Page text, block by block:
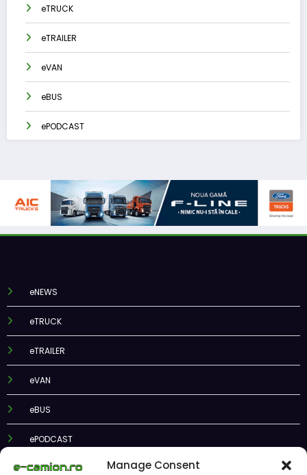
Manage Consent
eTRUCK
eTRAILER
eVAN
eBUS
ePODCAST
eNEWS
eTRUCK
eTRAILER
eVAN
eBUS
ePODCAST